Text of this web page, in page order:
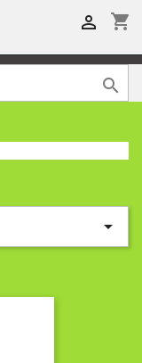
shopping_cart


